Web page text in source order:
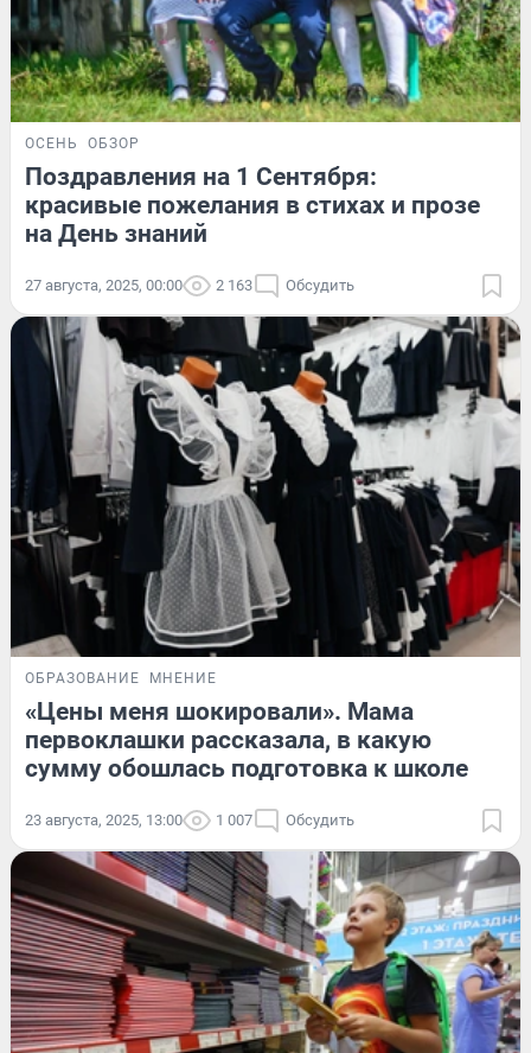
ОСЕНЬ ОБЗОР
Поздравления на 1 Сентября:
красивые пожелания в стихах и прозе
на День знаний
27 августа, 2025, 00:00 2 163 Обсудить
ОБРАЗОВАНИЕ МНЕНИЕ
«Цены меня шокировали». Мама
первоклашки рассказала, в какую
сумму обошлась подготовка к школе
23 августа, 2025, 13:00 1 007 Обсудить